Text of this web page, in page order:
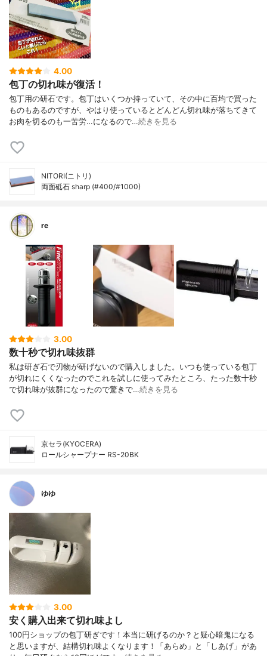
4.00
包丁の切れ味が復活！
包丁用の研石です。包丁はいくつか持っていて、その中に百均で買った
ものもあるのですが、やはり使っているとどんどん切れ味が落ちてきて
お肉を切るのも一苦労…になるので…続きを見る
NITORI(ニトリ)
両面砥石 sharp (#400/#1000)
re
3.00
数十秒で切れ味抜群
私は研ぎ石で刃物が研げないので購入しました。いつも使っている包丁
が切れにくくなったのでこれを試しに使ってみたところ、たった数十秒
で切れ味が抜群になったので驚きで…続きを見る
京セラ(KYOCERA)
ロールシャープナー RS-20BK
ゆゆ
3.00
安く購入出来て切れ味よし
100円ショップの包丁研ぎです！本当に研げるのか？と疑心暗鬼になる
と思いますが、結構切れ味よくなります！「あらめ」と「しあげ」があ